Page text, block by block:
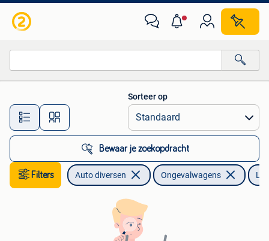
Alle afstanden…
Sorteer op
Bewaar je zoekopdracht
Filters Auto diversen Ongevalwagens